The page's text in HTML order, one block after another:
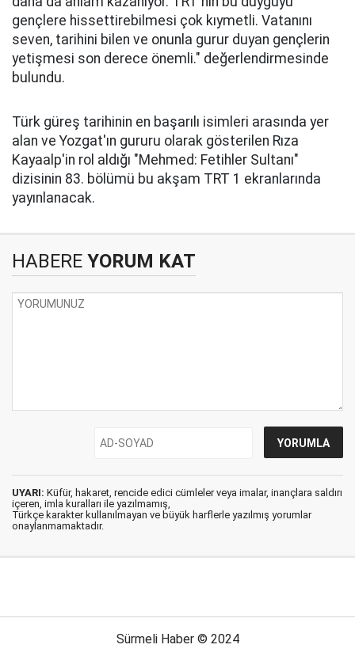
gençlere hissettirebilmesi çok kıymetli. Vatanını
seven, tarihini bilen ve onunla gurur duyan gençlerin
yetişmesi son derece önemli." değerlendirmesinde
bulundu.
Türk güreş tarihinin en başarılı isimleri arasında yer
alan ve Yozgat'ın gururu olarak gösterilen Rıza
Kayaalp'in rol aldığı "Mehmed: Fetihler Sultanı"
dizisinin 83. bölümü bu akşam TRT 1 ekranlarında
yayınlanacak.
HABERE YORUM KAT
UYARI: Küfür, hakaret, rencide edici cümleler veya imalar, inançlara saldırı
içeren, imla kuralları ile yazılmamış,
Türkçe karakter kullanılmayan ve büyük harflerle yazılmış yorumlar
onaylanmamaktadır.
Sürmeli Haber © 2024